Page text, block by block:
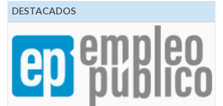
DESTACADOS